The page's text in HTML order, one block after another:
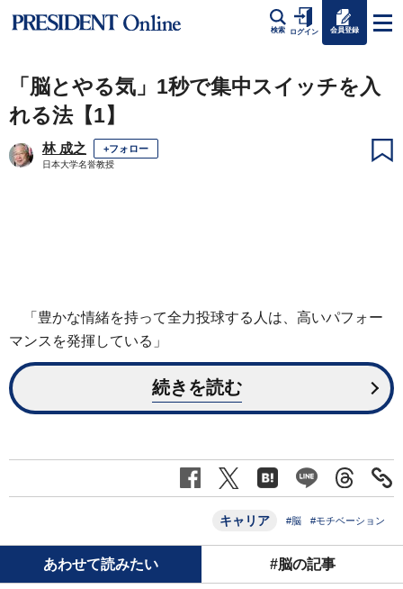
検索 ログイン 会員登録
「脳とやる気」1秒で集中スイッチを入
れる法【1】
林 成之 +フォロー
日本大学名誉教授
「豊かな情緒を持って全力投球する人は、高いパフォー
マンスを発揮している」
続きを読む
キャリア #脳 #モチベーション
あわせて読みたい #脳の記事